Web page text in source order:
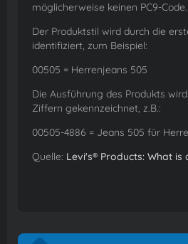
möglicherweise keinen PC9-Code.
Der Produktstil wird durch die
identifiziert, zum Beispiel:
00505 = Herrenjeans 505
Die Ausführung des Produkts
Ziffern gekennzeichnet, z.B.:
00505-4886 = Jeans 505 für
Quelle: Levi's® Products: What is